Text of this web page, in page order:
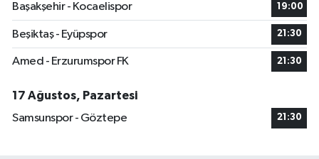
Başakşehir - Kocaelispor
19:00
Beşiktaş - Eyüpspor 21:30
Amed - Erzurumspor FK 21:30
17 Ağustos, Pazartesi
Samsunspor - Göztepe
21:30